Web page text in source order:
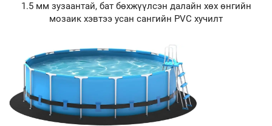
1.5 мм зузаантай, бат бөхжүүлсэн далайн хөх өнгийн
мозаик хэвтээ усан сангийн PVC хучилт